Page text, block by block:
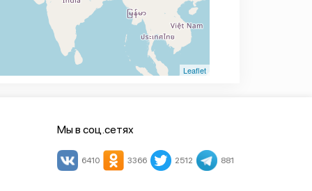
Leaflet
Мы в соц.сетях
6410 3366 2512 881